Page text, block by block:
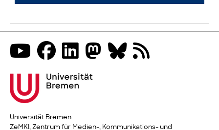
Universität Bremen
ZeMKI, Zentrum für Medien-, Kommunikations- und